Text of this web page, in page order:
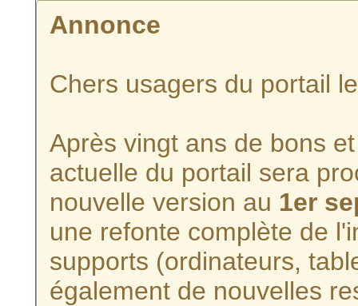
Annonce
Chers usagers du portail
Après vingt ans de bons
actuelle du portail sera
nouvelle version au 1er
une refonte complète de
supports (ordinateurs,
également de nouvelles